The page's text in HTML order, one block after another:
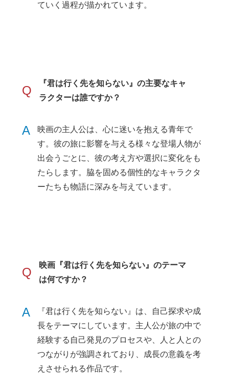
ていく過程が描かれています。
Q
『君は行く先を知らない』の主要なキャ
ラクターは誰ですか？
A
映画の主人公は、心に迷いを抱える青年で
す。彼の旅に影響を与える様々な登場人物が
出会うごとに、彼の考え方や選択に変化をも
たらします。脇を固める個性的なキャラクタ
ーたちも物語に深みを与えています。
Q
映画『君は行く先を知らない』のテーマ
は何ですか？
A
『君は行く先を知らない』は、自己探求や成
長をテーマにしています。主人公が旅の中で
経験する自己発見のプロセスや、人と人との
つながりが強調されており、成長の意義を考
えさせられる作品です。